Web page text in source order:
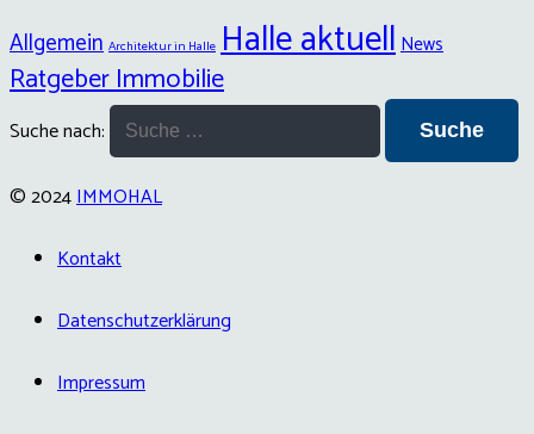
Allgemein Architektur in Halle Halle aktuellNews
Ratgeber Immobilie
Suche nach:
© 2024IMMOHAL
Kontakt
Datenschutzerklärung
Impressum